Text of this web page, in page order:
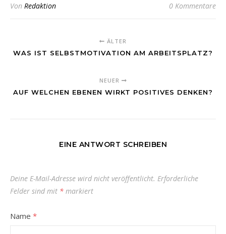
Von Redaktion 0 Kommentare
ÄLTER
WAS IST SELBSTMOTIVATION AM ARBEITSPLATZ?
NEUER
AUF WELCHEN EBENEN WIRKT POSITIVES DENKEN?
EINE ANTWORT SCHREIBEN
Deine E-Mail-Adresse wird nicht veröffentlicht. Erforderliche
Felder sind mit * markiert
Name *